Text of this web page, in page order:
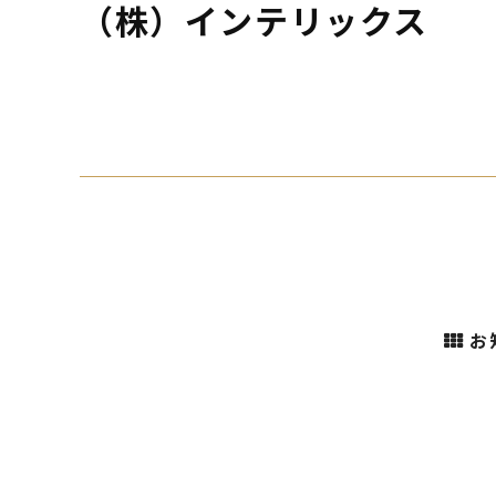
（株）インテリックス
お